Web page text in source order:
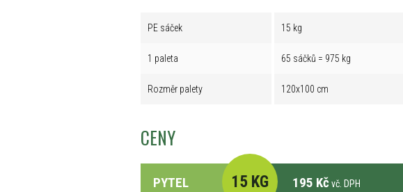
PE sáček 15 kg
1 paleta 65 sáčků = 975 kg
Rozměr palety 120x100 cm
CENY
PYTEL 15 KG 195 Kč vč. DPH